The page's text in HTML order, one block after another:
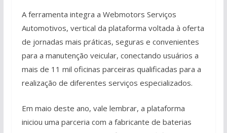
A ferramenta integra a Webmotors Serviços
Automotivos, vertical da plataforma voltada à oferta
de jornadas mais práticas, seguras e convenientes
para a manutenção veicular, conectando usuários a
mais de 11 mil oficinas parceiras qualificadas para a
realização de diferentes serviços especializados.
Em maio deste ano, vale lembrar, a plataforma
iniciou uma parceria com a fabricante de baterias